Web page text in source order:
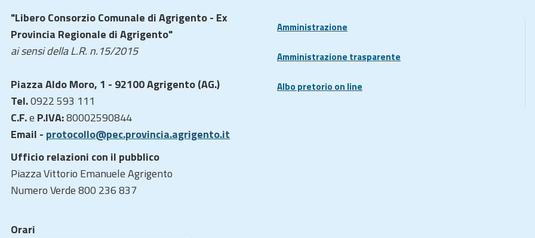
"Libero Consorzio Comunale di Agrigento - Ex
Provincia Regionale di Agrigento"
ai sensi della L.R. n.15/2015
Piazza Aldo Moro, 1 - 92100 Agrigento (AG.)
Tel.0922 593 111
C.F.e P.IVA:80002590844
Email - protocollo@pec.provincia.agrigento.it
Ufficio relazioni con il pubblico
Piazza Vittorio Emanuele Agrigento
Numero Verde 800 236 837
Orari
Amministrazione
Amministrazione trasparente
Albo pretorio on line